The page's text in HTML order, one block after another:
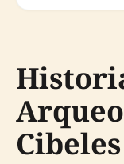
Cibeles